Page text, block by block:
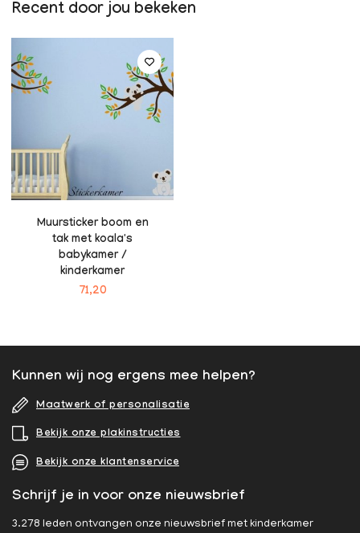
Recent door jou bekeken
Muursticker boom en
tak met koala's
babykamer /
kinderkamer
71,20
Kunnen wij nog ergens mee helpen?
Maatwerk of personalisatie
Bekijk onze plakinstructies
Bekijk onze klantenservice
Schrijf je in voor onze nieuwsbrief
3.278 leden ontvangen onze nieuwsbrief met kinderkamer